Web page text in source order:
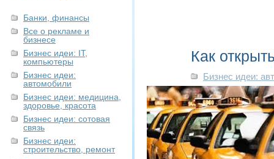
Банки, финансы
Все о рекламе и
бизнесе
Бизнес идеи: IT,
компьютеры
Бизнес идеи:
автомобили
Бизнес идеи: медицина,
здоровье, красота
Бизнес идеи: сотовая
связь
Бизнес идеи:
строительство, ремонт
Как
Бизнес идеи: